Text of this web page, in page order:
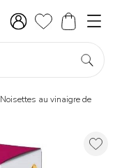
Noisettes au vinaigre de